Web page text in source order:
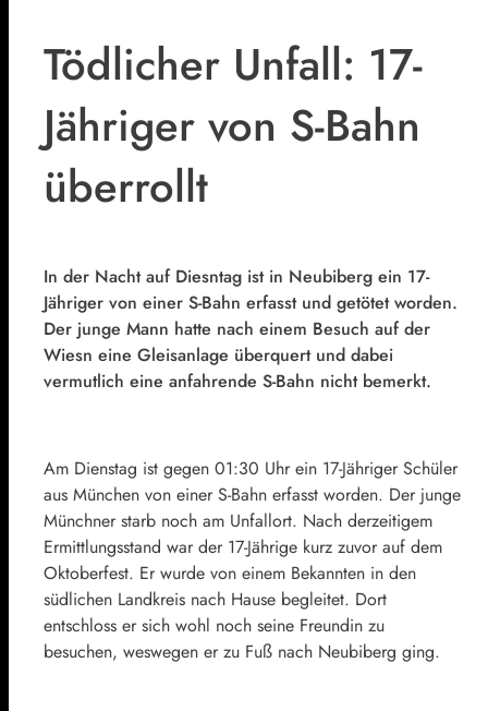
Tödlicher Unfall: 17-
Jähriger von S-Bahn
überrollt
In der Nacht auf Diesntag ist in Neubiberg ein 17-
Jähriger von einer S-Bahn erfasst und getötet worden.
Der junge Mann hatte nach einem Besuch auf der
Wiesn eine Gleisanlage überquert und dabei
vermutlich eine anfahrende S-Bahn nicht bemerkt.
Am Dienstag ist gegen 01:30 Uhr ein 17-Jähriger Schüler
aus München von einer S-Bahn erfasst worden. Der junge
Münchner starb noch am Unfallort. Nach derzeitigem
Ermittlungsstand war der 17-Jährige kurz zuvor auf dem
Oktoberfest. Er wurde von einem Bekannten in den
südlichen Landkreis nach Hause begleitet. Dort
entschloss er sich wohl noch seine Freundin zu
besuchen, weswegen er zu Fuß nach Neubiberg ging.